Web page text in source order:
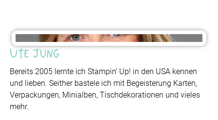
Ute Jung
Bereits 2005 lernte ich Stampin’ Up! in den USA kennen
und lieben. Seither bastele ich mit Begeisterung Karten,
Verpackungen, Minialben, Tischdekorationen und vieles
mehr.